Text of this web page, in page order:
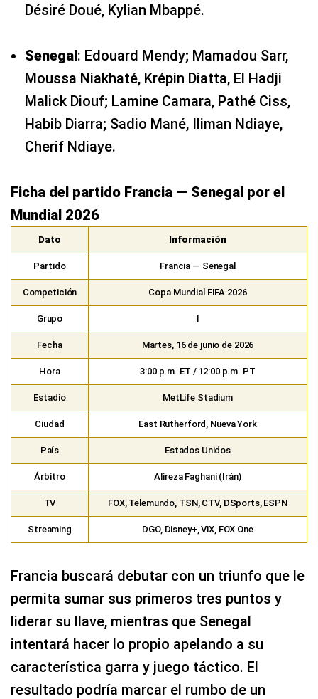
Désiré Doué, Kylian Mbappé.
Senegal: Edouard Mendy; Mamadou Sarr,
Moussa Niakhaté, Krépin Diatta, El Hadji
Malick Diouf; Lamine Camara, Pathé Ciss,
Habib Diarra; Sadio Mané, Iliman Ndiaye,
Cherif Ndiaye.
Ficha del partido Francia — Senegal por el
Mundial 2026
Dato Información
Partido Francia — Senegal
Competición Copa Mundial FIFA 2026
Grupo I
Fecha Martes, 16 de junio de 2026
Hora 3:00 p.m. ET / 12:00 p.m. PT
Estadio MetLife Stadium
Ciudad East Rutherford, Nueva York
País Estados Unidos
Árbitro Alireza Faghani (Irán)
TV FOX, Telemundo, TSN, CTV, DSports, ESPN
Streaming DGO, Disney+, ViX, FOX One
Francia buscará debutar con un triunfo que le
permita sumar sus primeros tres puntos y
liderar su llave, mientras que Senegal
intentará hacer lo propio apelando a su
característica garra y juego táctico. El
resultado podría marcar el rumbo de un